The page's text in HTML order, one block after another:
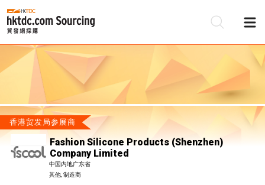
香港贸发局参展商
Fashion Silicone Products (Shenzhen)
Company Limited
中国内地广东省
其他, 制造商